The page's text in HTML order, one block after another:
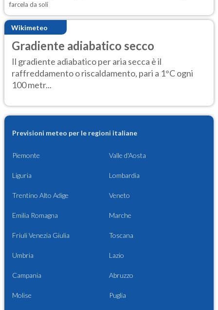
farcela da soli
Wikimeteo
Gradiente adiabatico secco
Il gradiente adiabatico per aria secca è il
raffreddamento o riscaldamento, pari a 1°C ogni
100 metr...
Previsioni meteo per le regioni italiane
Piemonte Valle d'Aosta
Liguria Lombardia
Trentino Alto Adige Veneto
Emilia Romagna Marche
Friuli Venezia Giulia Toscana
Umbria Lazio
Campania Abruzzo
Molise Puglia